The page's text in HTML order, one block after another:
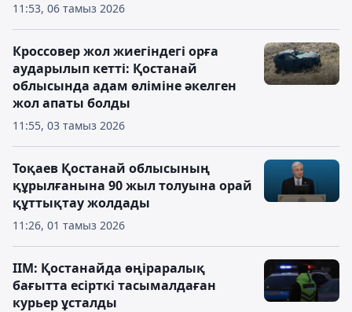
11:53, 06 тамыз 2026
11:55, 03 тамыз 2026
Кроссовер жол жиегіндегі орға
аударылып кетті: Қостанай
облысында адам өліміне әкелген
жол апаты болды
11:26, 01 тамыз 2026
Тоқаев Қостанай облысының
құрылғанына 90 жыл толуына орай
құттықтау жолдады
ІІМ: Қостанайда өңіраралық
бағытта есірткі тасымалдаған
курьер ұсталды